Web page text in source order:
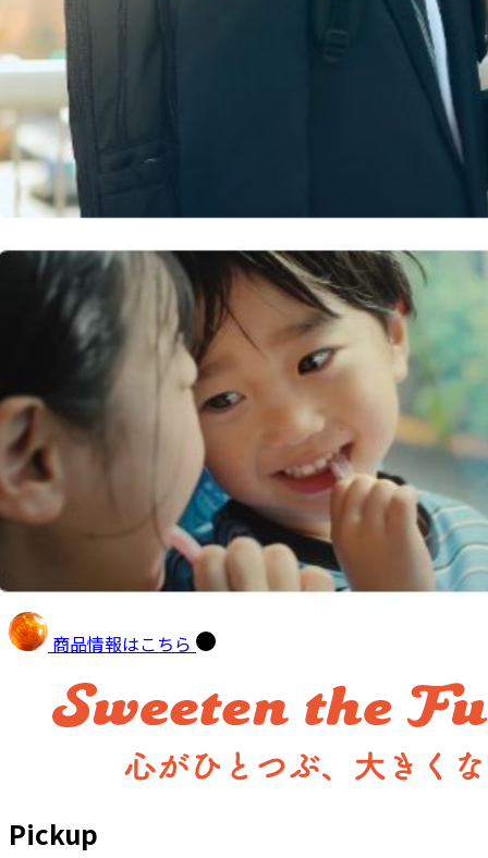
商品情報はこちら
Pickup